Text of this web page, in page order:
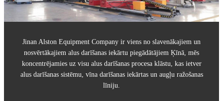
Jinan Alston Equipment Company ir viens no slavenākajiem un
nosvērtākajiem alus darīšanas iekārtu piegādātājiem Ķīnā, mēs
koncentrējamies uz visu alus darīšanas procesa klāstu, kas ietver
alus darīšanas sistēmu, vīna darīšanas iekārtas un augļu ražošanas
līniju.